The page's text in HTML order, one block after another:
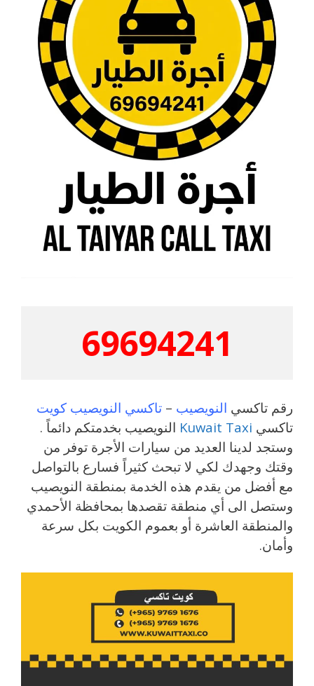
69694241
رقم تاكسي النويصيب – تاكسي النويصيب كويت
تاكسي Kuwait Taxi النويصيب بخدمتكم دائماً .
وستجد لدينا العديد من سيارات الأجرة توفر من
وقتك وجهدك لكي لا تبحث كثيراً فسارع بالتواصل
مع أفضل من يقدم هذه الخدمة بمنطقة النويصيب
وستصل الى أي منطقة تقصدها بمحافظة الأحمدي
والمنطقة العاشرة أو بعموم الكويت بكل سرعة
وأمان.